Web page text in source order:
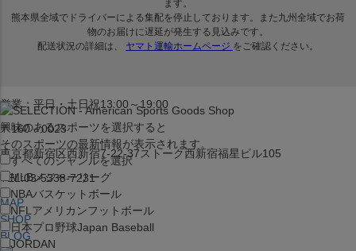
営業：平日・土日祝13:00～19:00
〒160－0023
東京都新宿区西新宿7-22-37ストーク西新宿福星ビル105
TEL:03-5338-7231
MAP
SHOP
BLOG
興味のあるスポーツを選択すると
そのスポーツの最新情報が表示されます。
すべてのジャンルを選択
MLBメジャーリーグ
NBAバスケットボール
NFL アメリカンフットボール
日本プロ野球Japan Baseball
JORDAN